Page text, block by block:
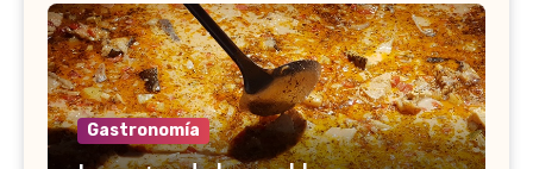
Gastronomía